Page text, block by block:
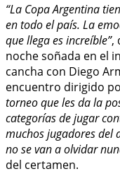
“La Copa Argentina
en todo el país. La
que llega es increíble”,
noche soñada en el
cancha con Diego
encuentro dirigido
torneo que les da la
categorías de jugar
muchos jugadores del
no se van a olvidar
del certamen.